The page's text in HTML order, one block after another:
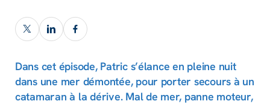
Dans cet épisode, Patric s’élance en pleine nuit
dans une mer démontée, pour porter secours à un
catamaran à la dérive. Mal de mer, panne moteur,